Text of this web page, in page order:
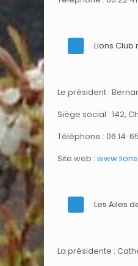
Lions Club
Le président :
Siège social : 142,
Téléphone : 06 14
Site web :
Les Ailes
La présidente :